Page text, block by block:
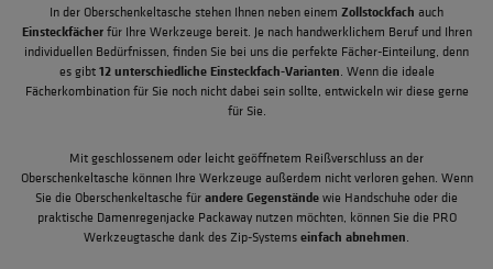
In der Oberschenkeltasche stehen Ihnen neben einem Zollstockfach auch
Einsteckfächerfür Ihre Werkzeuge bereit. Je nach handwerklichem Beruf und Ihren
individuellen Bedürfnissen, finden Sie bei uns die perfekte Fächer-Einteilung, denn
es gibt12 unterschiedliche Einsteckfach-Varianten. Wenn die ideale
Fächerkombination für Sie noch nicht dabei sein sollte, entwickeln wir diese gerne
für Sie.
Mit geschlossenem oder leicht geöffnetem Reißverschluss an der
Oberschenkeltasche können Ihre Werkzeuge außerdem nicht verloren gehen. Wenn
Sie die Oberschenkeltasche fürandere Gegenständewie Handschuhe oder die
praktische Damenregenjacke Packawaynutzen möchten, können Sie die PRO
Werkzeugtasche dank des Zip-Systemseinfach abnehmen.